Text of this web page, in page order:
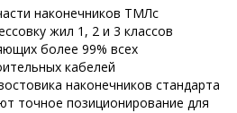
наконечников ТМЛс
жил 1, 2 и 3 классов
более 99% всех
кабелей
наконечников стандарта
точное позиционирование для